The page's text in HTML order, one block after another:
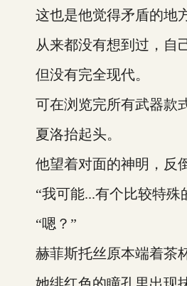
这也是他觉得矛盾的地
从来都没有想到过，自己
但没有完全现代。
可在浏览完所有武器款式
夏洛抬起头。
他望着对面的神明，反倒
“我可能...有个比较特殊
“嗯？”
赫菲斯托丝原本端着茶杯